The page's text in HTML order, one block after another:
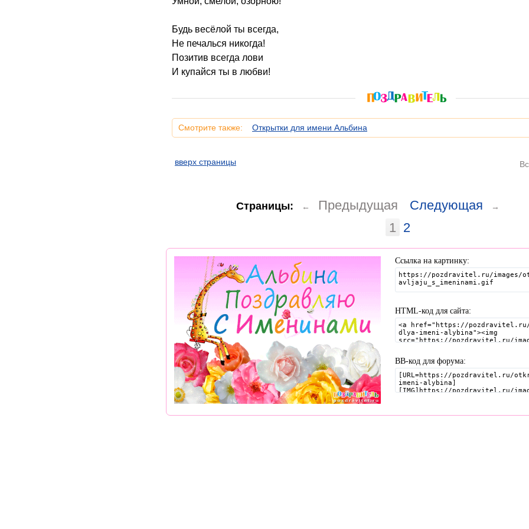
Будь весёлой ты всегда,
Не печалься никогда!
Позитив всегда лови
И купайся ты в любви!
Смотрите также: Открытки для имени Альбина
вверх страницы
Страницы: ← Предыдущая Следующая →
1 2
Ссылка на картинку:
HTML-код для сайта:
BB-код для форума: